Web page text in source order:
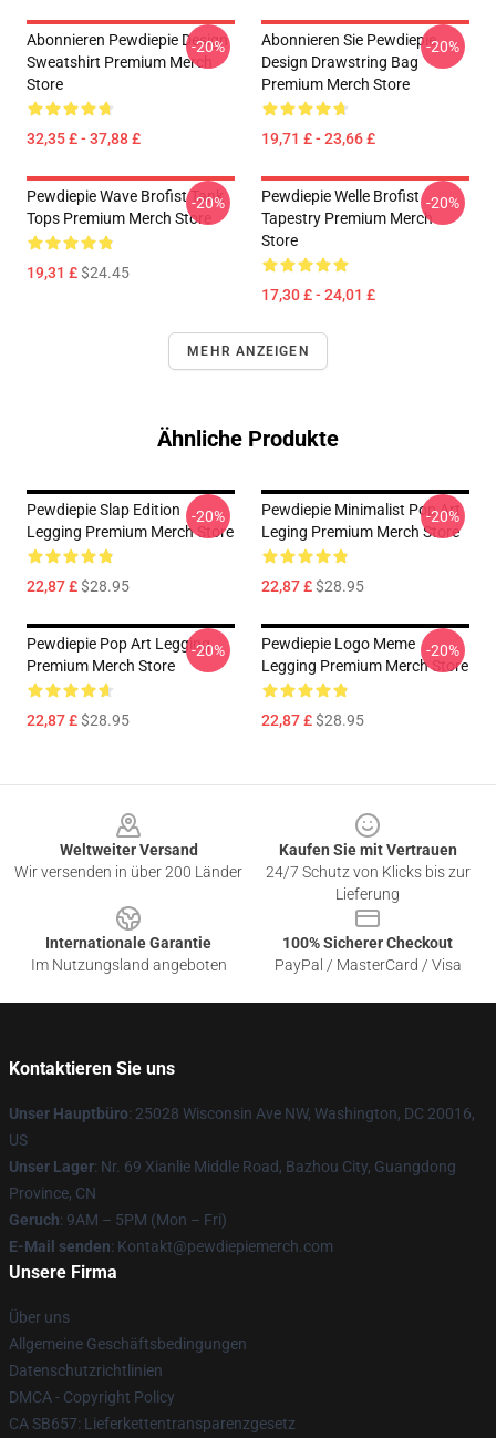
Abonnieren Pewdiepie Design
Sweatshirt Premium Merch
Store
32,35 £ - 37,88 £
-20%
Abonnieren Sie Pewdiepie
Design Drawstring Bag
Premium Merch Store
19,71 £ - 23,66 £
-20%
Pewdiepie Wave Brofist Tank
Tops Premium Merch Store
19,31 £$24.45
-20%
Pewdiepie Welle Brofist
Tapestry Premium Merch
Store
17,30 £ - 24,01 £
-20%
MEHR ANZEIGEN
Ähnliche Produkte
Pewdiepie Slap Edition
Legging Premium Merch Store
22,87 £$28.95
-20%
Pewdiepie Minimalist Pop Art
Leging Premium Merch Store
22,87 £$28.95
-20%
Pewdiepie Pop Art Legging
Premium Merch Store
22,87 £$28.95
-20%
Pewdiepie Logo Meme
Legging Premium Merch Store
22,87 £$28.95
-20%
Weltweiter Versand
Wir versenden in über 200 Länder
Kaufen Sie mit Vertrauen
24/7 Schutz von Klicks bis zur
Lieferung
Internationale Garantie
Im Nutzungsland angeboten
100% Sicherer Checkout
PayPal / MasterCard / Visa
Kontaktieren Sie uns
Unser Hauptbüro: 25028 Wisconsin Ave NW, Washington, DC 20016,
US
Unser Lager: Nr. 69 Xianlie Middle Road, Bazhou City, Guangdong
Province, CN
Geruch: 9AM – 5PM (Mon – Fri)
E-Mail senden: Kontakt@pewdiepiemerch.com
Unsere Firma
Über uns
Allgemeine Geschäftsbedingungen
Datenschutzrichtlinien
DMCA - Copyright Policy
CA SB657: Lieferkettentransparenzgesetz